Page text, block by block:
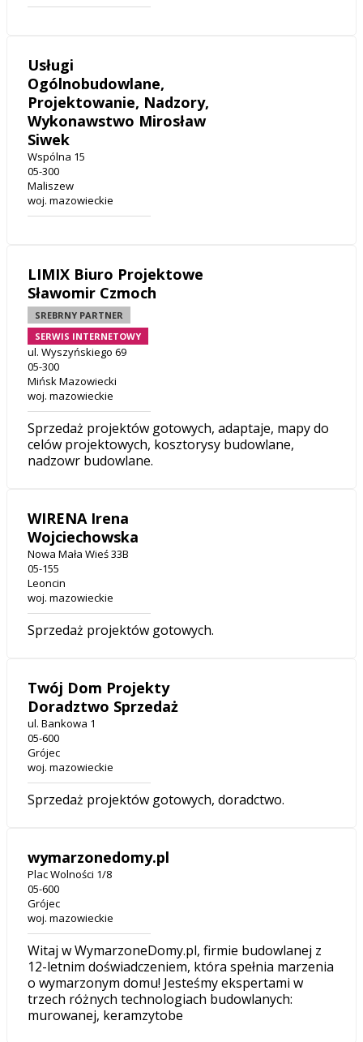
Usługi
Ogólnobudowlane,
Projektowanie, Nadzory,
Wykonawstwo Mirosław
Siwek
Wspólna 15
05-300
Maliszew
woj. mazowieckie
LIMIX Biuro Projektowe
Sławomir Czmoch
SREBRNY PARTNER
SERWIS INTERNETOWY
ul. Wyszyńskiego 69
05-300
Mińsk Mazowiecki
woj. mazowieckie
Sprzedaż projektów gotowych, adaptaje, mapy do
celów projektowych, kosztorysy budowlane,
nadzowr budowlane.
WIRENA Irena
Wojciechowska
Nowa Mała Wieś 33B
05-155
Leoncin
woj. mazowieckie
Sprzedaż projektów gotowych.
Twój Dom Projekty
Doradztwo Sprzedaż
ul. Bankowa 1
05-600
Grójec
woj. mazowieckie
Sprzedaż projektów gotowych, doradctwo.
wymarzonedomy.pl
Plac Wolności 1/8
05-600
Grójec
woj. mazowieckie
Witaj w WymarzoneDomy.pl, firmie budowlanej z
12-letnim doświadczeniem, która spełnia marzenia
o wymarzonym domu! Jesteśmy ekspertami w
trzech różnych technologiach budowlanych:
murowanej, keramzytobe